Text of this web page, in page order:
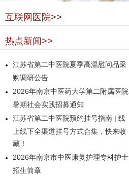
互联网医院>>
热点新闻>>
江苏省第二中医院夏季高温慰问品采
购调研公告
2026年南京中医药大学第二附属医院
暑期社会实践招募通知
江苏省第二中医院预约挂号指南 | 线
上线下全渠道挂号方式合集，快来收
藏！
2026年南京市中医康复护理专科护士
招生简章